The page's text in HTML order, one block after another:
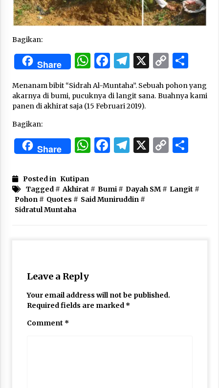
3 months ago
3 months ago
3 months ago
untuk 179 Guru Diniyah Disdikbud Kota Banda
Aceh
4 months ago
SELVi: Sebuah Model Motivasi dalam
Nubuwwat
Bagikan:
Share WhatsApp
Facebook
Telegram
X Copy
Menanam bibit “Sidrah Al-Muntaha”. Sebuah pohon yang
akarnya di bumi, pucuknya di langit sana. Buahnya kami
panen di akhirat saja (15 Februari 2019).
Bagikan:
Share WhatsApp
Facebook
Telegram
X Copy
Posted in Kutipan
Tagged # Akhirat # Bumi# Dayah SM# Langit #
Pohon # Quotes # Said Muniruddin #
Sidratul Muntaha
Leave a Reply
Your email address will not be published.
Required fields are marked *
Comment *